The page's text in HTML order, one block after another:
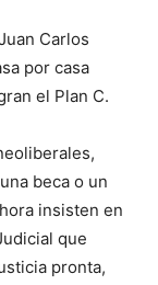
Carlos
por casa
el Plan C.
beca o un
insisten en
que
pronta,